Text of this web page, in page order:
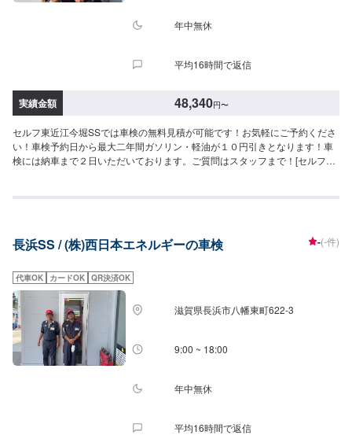
の価格である場合がございます）・車種や初度登録年月からの年数によって
年中無休
平均16時間で返信
実績金額 48,340円〜
セルフ東近江今堀SSでは車検の無料見積が可能です！お気軽にご予約くださ
い！車検予約日から最大二年間ガソリン・軽油が１０円引きとなります！車
検には納車まで２日いただいております。ご質問はスタッフまで！[セルフ東
[１０円／L]引き※◇車検実施で最大15,000円相当の特典プレゼント！！◇[特
[特典４]次回車検まで使える<オイル交換1,000円ぽっきりクーポン>（２回
WGN,ムーヴなど）車検基本料22,000円各種法定料金合計26,340円--------------
---------------------------→[合計]48,340円-小型自動車(〜1,000kg)-ー（スイフト,
ミラージュなど）車検基本料22,000円各種法定料金合計36,250円----------------
-------------------------→[合計]58,250円-中型自動車(1,001〜1,500kg)-ー（GRヤ
リス,CX-3など）車検基本料22,000円各種法定料金合計44,450円-----------------
------------------------→[合計]66,450円-大型自動車(1,501〜2,000kg)-ー（レクサ
スRX,MX-30など）車検基本料22,000円各種法定料金合計52,750円--------------
まで一例です（グレード等によっては一つ上の価格である場合がございま
長浜SS / (株)西日本エネルギーの車検 -(-件)
代車OK カードOK QR決済OK
滋賀県長浜市八幡東町622-3
9:00 ~ 18:00
年中無休
平均16時間で返信